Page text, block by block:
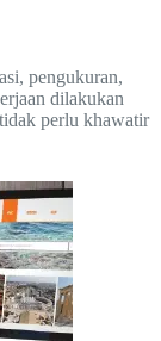
pengukuran,
dilakukan
perlu khawatir